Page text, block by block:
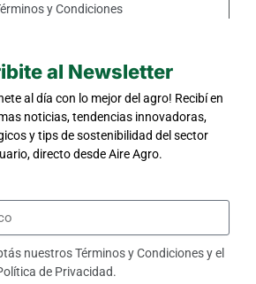
y Condiciones
al Newsletter
al día con lo mejor del agro! Recibí en
noticias, tendencias innovadoras,
y tips de sostenibilidad del sector
directo desde Aire Agro.
nuestrosTérminos y Condicionesy el
de Privacidad.